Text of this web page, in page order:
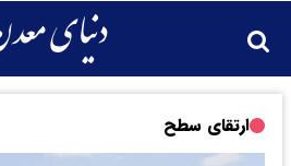
ارتقای سطح